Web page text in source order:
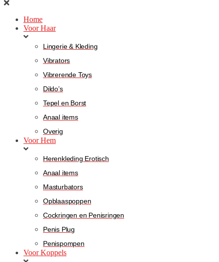
Home
Voor Haar
Lingerie & Kleding
Vibrators
Vibrerende Toys
Dildo’s
Tepel en Borst
Anaal items
Overig
Voor Hem
Herenkleding Erotisch
Anaal items
Masturbators
Opblaaspoppen
Cockringen en Penisringen
Penis Plug
Penispompen
Voor Koppels